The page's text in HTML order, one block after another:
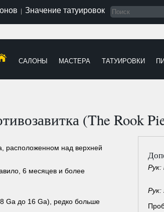
Значение татуировок
САЛОНЫ МАСТЕРА ТАТУИРОВКИ
(The Rook
расположенном над верхней
6 месяцев и более
Ga до 16 Ga), редко больше
Рук:
Рук: